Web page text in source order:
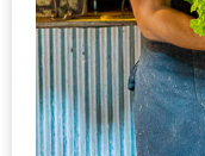
3
อาหาร
ญี่ปุ่น
ระดับ